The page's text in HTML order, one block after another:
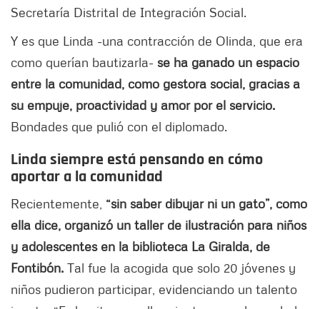
Secretaría Distrital de Integración Social.
Y es que Linda -una contracción de Olinda, que era
como querían bautizarla- se ha ganado un espacio
entre la comunidad, como gestora social, gracias a
su empuje, proactividad y amor por el servicio.
Bondades que pulió con el diplomado.
Linda siempre está pensando en cómo
aportar a la comunidad
Recientemente, “sin saber dibujar ni un gato”, como
ella dice, organizó un taller de ilustración para niños
y adolescentes en la biblioteca La Giralda, de
Fontibón. Tal fue la acogida que solo 20 jóvenes y
niños pudieron participar, evidenciando un talento